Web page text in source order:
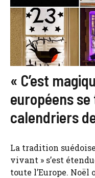
« C’est
européens
calendriers
La tradition
vivant » s’est
toute l’Europe.